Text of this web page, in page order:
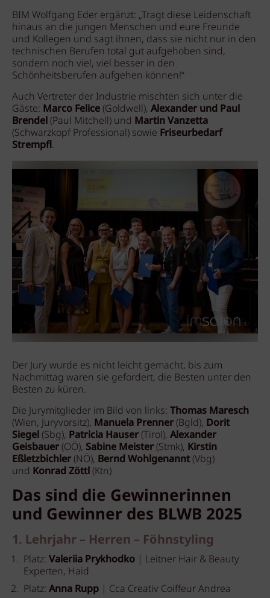
BIM Wolfgang Eder ergänzt: „Tragt diese Leidenschaft
hinaus an die jungen Menschen und eure Freunde
und Kollegen und sagt ihnen, dass sie nicht nur in den
technischen Berufen total gut aufgehoben sind,
sondern noch viel, viel besser in den
Schönheitsberufen aufgehen können!“
Auch Vertreter der Industrie mischten sich unter die
Gäste: Marco Felice(Goldwell), Alexander und Paul
Brendel(Paul Mitchell) und Martin Vanzetta
(Schwarzkopf Professional) sowie Friseurbedarf
Strempfl.
Der Jury wurde es nicht leicht gemacht, bis zum
Nachmittag waren sie gefordert, die Besten unter den
Besten zu küren.
Die Jurymitglieder im Bild von links: Thomas Maresch
(Wien, Juryvorsitz), Manuela Prenner(Bgld), Dorit
Siegel(Sbg), Patricia Hauser(Tirol), Alexander
Geisbauer(OÖ), Sabine Meister(Stmk), Kirstin
Eßletzbichler(NÖ), Bernd Wohlgenannt(Vbg)
und Konrad Zöttl(Ktn)
Das sind die Gewinnerinnen
und Gewinner des BLWB 2025
1. Lehrjahr – Herren – Föhnstyling
Platz: Valeriia Prykhodko | Leitner Hair & Beauty
Experten, Haid
Platz: Anna Rupp | Cca Creativ Coiffeur Andrea